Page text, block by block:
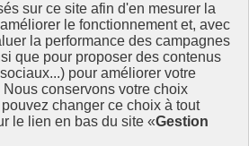
sur ce site afin d'en mesurer la
le fonctionnement et, avec
la performance des campagnes
que pour proposer des contenus
pour améliorer votre
conservons votre choix
changer ce choix à tout
le lien en bas du site «Gestion
de référence concernant l’Agenda
la France. Il valorise la mobilisation de